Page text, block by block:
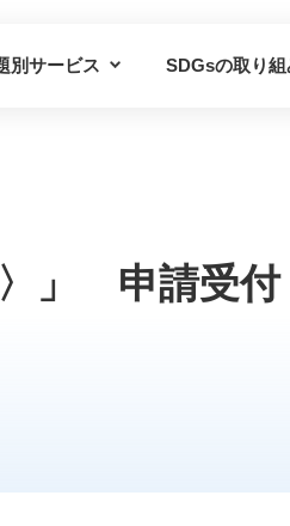
別サービス SDGsの取り組
〉」 申請受付